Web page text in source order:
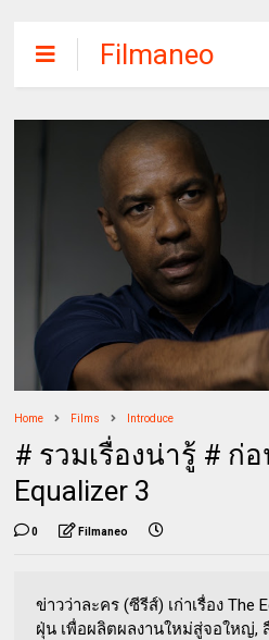
Filmaneo
Home Films Introduce
# รวมเรื่องน่ารู้ # ก่
Equalizer 3
0 Filmaneo
ข่าวว่าละคร (ซีรีส์) เก่าเรื่อง The
ฝุ่น เพื่อผลิตผลงานใหม่สู่จอใหญ่,